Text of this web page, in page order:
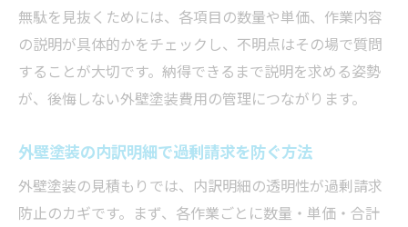
無駄を見抜くためには、各項目の数量や単価、作業内容
の説明が具体的かをチェックし、不明点はその場で質問
することが大切です。納得できるまで説明を求める姿勢
が、後悔しない外壁塗装費用の管理につながります。
外壁塗装の内訳明細で過剰請求を防ぐ方法
外壁塗装の見積もりでは、内訳明細の透明性が過剰請求
防止のカギです。まず、各作業ごとに数量・単価・合計